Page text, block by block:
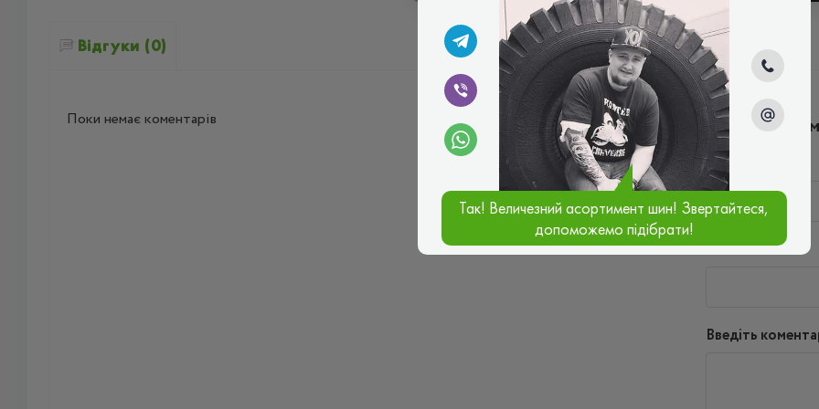
Відгуки (0)
Поки немає коментарів Написати
Ім'я*
Ваш e-mail*
Введіть
Так! Величезний асортимент шин! Звертайтеся,
допоможемо підібрати!